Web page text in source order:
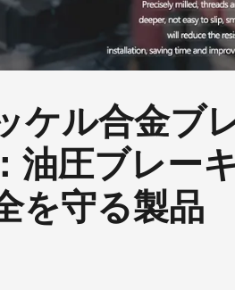
ケル合金ブ
油圧ブレー
を守る製品